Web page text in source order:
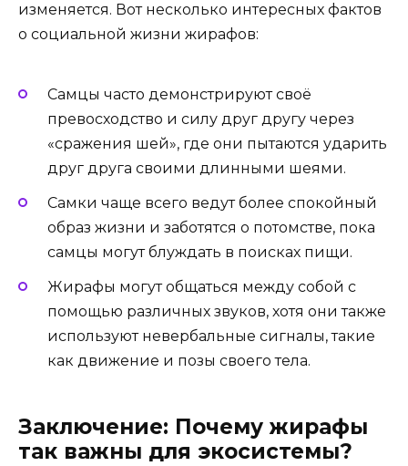
изменяется. Вот несколько интересных фактов
о социальной жизни жирафов:
Самцы часто демонстрируют своё
превосходство и силу друг другу через
«сражения шей», где они пытаются ударить
друг друга своими длинными шеями.
Самки чаще всего ведут более спокойный
образ жизни и заботятся о потомстве, пока
самцы могут блуждать в поисках пищи.
Жирафы могут общаться между собой с
помощью различных звуков, хотя они также
используют невербальные сигналы, такие
как движение и позы своего тела.
Заключение: Почему жирафы
так важны для экосистемы?